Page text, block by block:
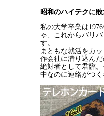
昭和のハイテクに
私の大学卒業は
ゃ、これからバリ
す。
まともな就活をカ
作会社に潜り込ん
絶対者として君臨
中なのに連絡がつく